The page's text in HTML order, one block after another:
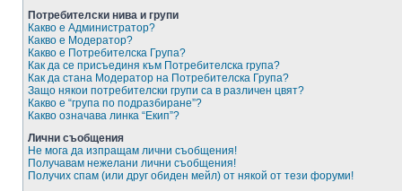
Потребителски нива и групи
Какво е Администратор?
Какво е Модератор?
Какво е Потребителска Група?
Как да се присъединя към Потребителска група?
Как да стана Модератор на Потребителска Група?
Защо някои потребителски групи са в различен цвят?
Какво е “група по подразбиране”?
Какво означава линка “Екип”?
Лични съобщения
Не мога да изпращам лични съобщения!
Получавам нежелани лични съобщения!
Получих спам (или друг обиден мейл) от някой от тези форуми!